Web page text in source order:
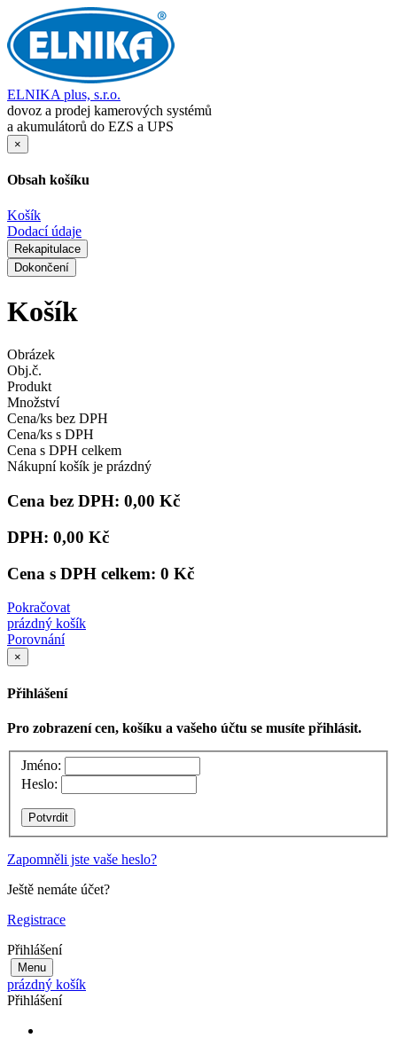
ELNIKA plus, s.r.o.
dovoz a prodej kamerových systémů
a akumulátorů do EZS a UPS
×
Obsah košíku
Košík
Dodací údaje
Rekapitulace
Dokončení
Košík
Obrázek
Obj.č.
Produkt
Množství
Cena/ks bez DPH
Cena/ks s DPH
Cena s DPH celkem
Nákupní košík je prázdný
Cena bez DPH: 0,00 Kč
DPH: 0,00 Kč
Cena s DPH celkem: 0 Kč
Pokračovat
prázdný košík
Porovnání
×
Přihlášení
Pro zobrazení cen, košíku a vašeho účtu se musíte přihlásit.
Jméno:
Heslo:
Zapomněli jste vaše heslo?
Ještě nemáte účet?
Registrace
Přihlášení
Menu
prázdný košík
Přihlášení